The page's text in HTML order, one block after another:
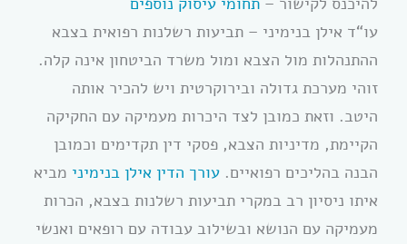
עו“ד אילן בנימיני – תביעות רשלנות רפואית בצבא
ההתנהלות מול הצבא ומול משרד הביטחון אינה קלה.
זוהי מערכת גדולה ובירוקרטית ויש להכיר אותה
היטב. וזאת כמובן לצד היכרות מעמיקה עם החקיקה
הקיימת, מדיניות הצבא, פסקי דין תקדימים וכמובן
הבנה בהליכים רפואיים. עורך הדין אילן בנימיני מביא
איתו ניסיון רב במקרי תביעות רשלנות בצבא, הכרות
מעמיקה עם הנושא ובשילוב עבודה עם רופאים ואנשי